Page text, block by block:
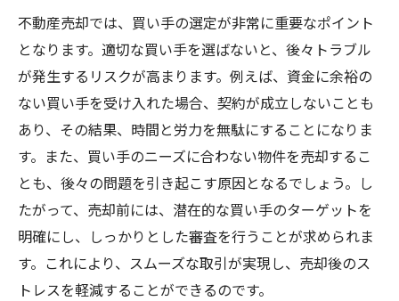
将来の住居選択に影響を及ぼす要因
利益だけに目を奪われない不動産売却の真実
長期的視点での資産価値の評価
感情による売却判断のリスク
売却後の生活設計に必要な視点
利益と損失のバランスの取り方
不動産市場のトレンド把握の重要性
売却による財産分配の方法
不動産売却を成功に導くためのデメリット避け
る方法
不動産売却では、買い手の選定が非常に重要なポイント
となります。適切な買い手を選ばないと、後々トラブル
が発生するリスクが高まります。例えば、資金に余裕の
ない買い手を受け入れた場合、契約が成立しないことも
あり、その結果、時間と労力を無駄にすることになりま
す。また、買い手のニーズに合わない物件を売却するこ
とも、後々の問題を引き起こす原因となるでしょう。し
たがって、売却前には、潜在的な買い手のターゲットを
明確にし、しっかりとした審査を行うことが求められま
す。これにより、スムーズな取引が実現し、売却後のス
トレスを軽減することができるのです。